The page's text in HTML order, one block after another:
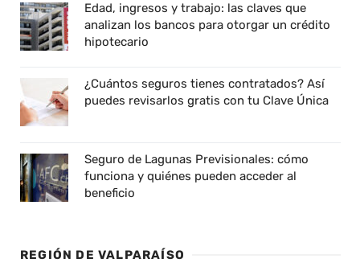
Edad, ingresos y trabajo: las claves que
analizan los bancos para otorgar un crédito
hipotecario
¿Cuántos seguros tienes contratados? Así
puedes revisarlos gratis con tu Clave Única
Seguro de Lagunas Previsionales: cómo
funciona y quiénes pueden acceder al
beneficio
REGIÓN DE VALPARAÍSO